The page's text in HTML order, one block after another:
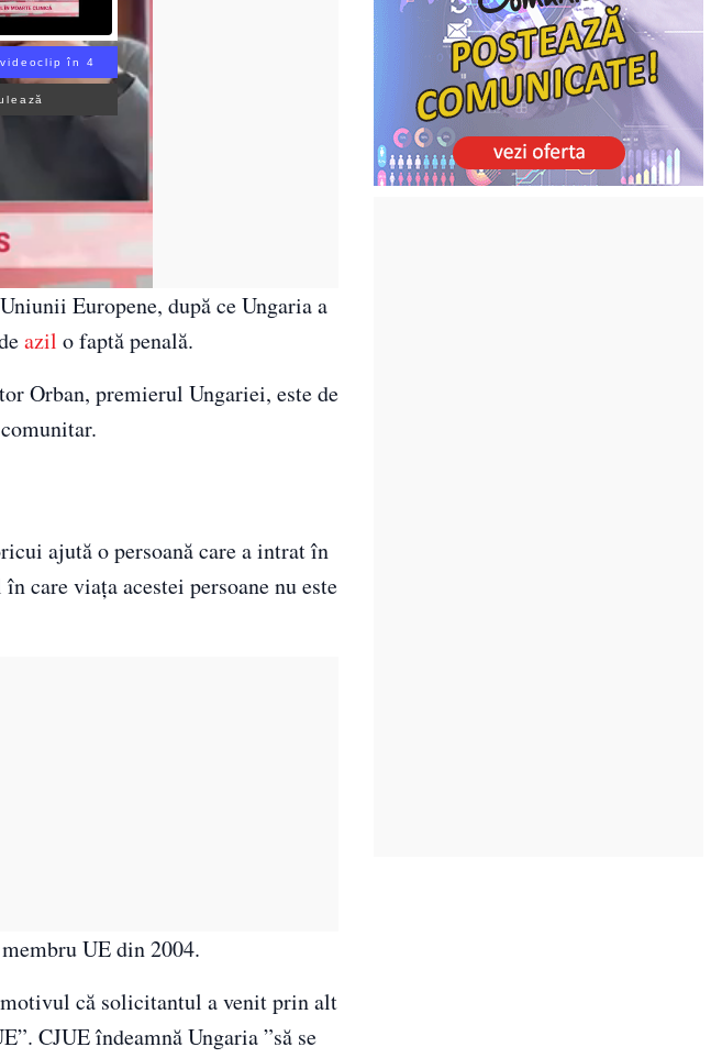
în 3
Europene, după ce Ungaria a
azil o faptă penală.
Orban, premierul Ungariei, este de
ajută o persoană care a intrat în
care viaţa acestei persoane nu este
UE din 2004.
motivul că solicitantul a venit prin alt
CJUE îndeamnă Ungaria ”să se